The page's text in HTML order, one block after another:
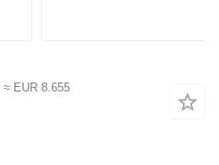
≈ EUR 8.655